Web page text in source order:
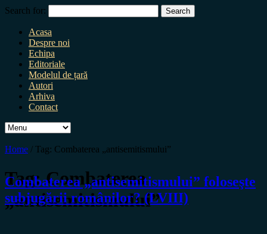
Search for:
Acasa
Despre noi
Echipa
Editoriale
Modelul de țară
Autori
Arhiva
Contact
Home / Tag: Combaterea „antisemitismului”
Tag:Combaterea
„antisemitismului”
Combaterea „antisemitismului” foloseşte
subjugării românilor? (LVIII)